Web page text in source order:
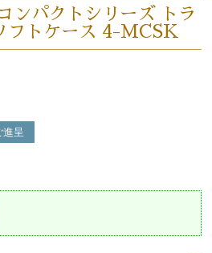
ンパクトシリーズ トラ
フトケース 4-MCSK
進呈